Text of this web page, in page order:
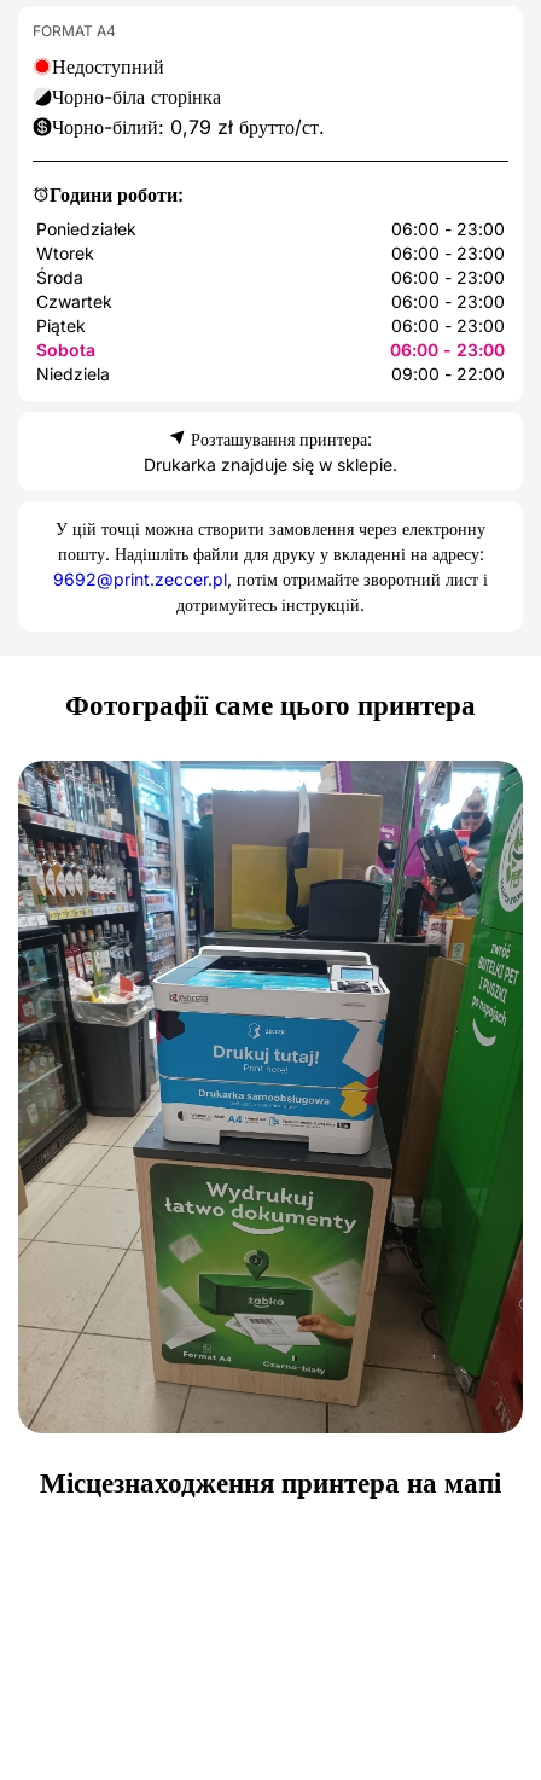
Години роботи:
Poniedziałek
06:00 - 23:00
Wtorek
06:00 - 23:00
Środa
06:00 - 23:00
Czwartek
06:00 - 23:00
Piątek
06:00 - 23:00
Sobota
06:00 - 23:00
Niedziela
09:00 - 22:00
FORMAT A4
Недоступний
Чорно-біла сторінка
Чорно-білий: 0,79 zł брутто/ст.
Розташування принтера:
Drukarka znajduje się w sklepie.
У цій точці можна створити замовлення через електронну
пошту. Надішліть файли для друку у вкладенні на адресу:
9692@print.zeccer.pl, потім отримайте зворотний лист і
дотримуйтесь інструкцій.
Фотографії саме цього принтера
Місцезнаходження принтера на мапі